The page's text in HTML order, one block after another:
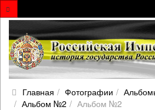
Главная Фотографии
Альбом №2
Альбом №2